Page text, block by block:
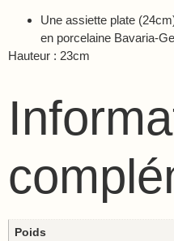
Une assiette plate
en porcelaine Bavaria-
Hauteur : 23cm
Poids